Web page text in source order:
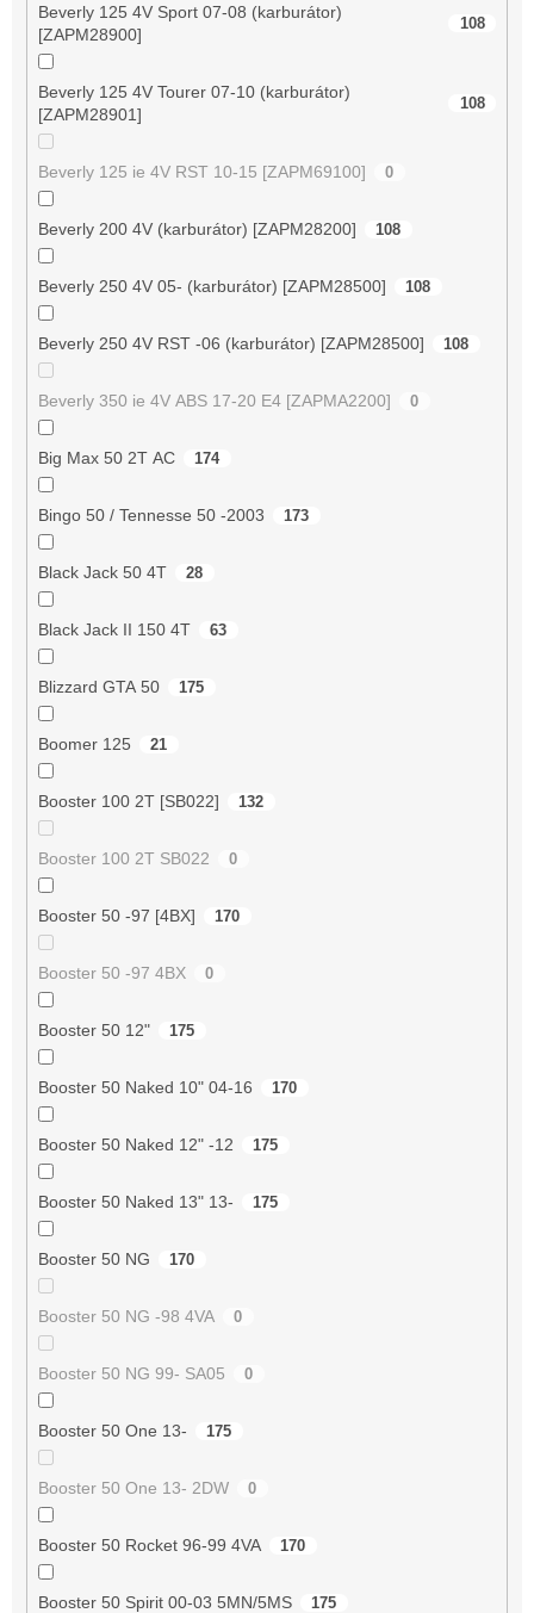
Beverly 125 4V Sport 07-08 (karburátor)
[ZAPM28900]
108
Beverly 125 4V Tourer 07-10 (karburátor)
[ZAPM28901]
108
Beverly 125 ie 4V RST 10-15 [ZAPM69100] 0
Beverly 200 4V (karburátor) [ZAPM28200] 108
Beverly 250 4V 05- (karburátor) [ZAPM28500] 108
Beverly 250 4V RST -06 (karburátor) [ZAPM28500] 108
Beverly 350 ie 4V ABS 17-20 E4 [ZAPMA2200] 0
Big Max 50 2T AC 174
Bingo 50 / Tennesse 50 -2003 173
Black Jack 50 4T 28
Black Jack II 150 4T 63
Blizzard GTA 50 175
Boomer 125 21
Booster 100 2T [SB022] 132
Booster 100 2T SB022 0
Booster 50 -97 [4BX] 170
Booster 50 -97 4BX 0
Booster 50 12" 175
Booster 50 Naked 10" 04-16 170
Booster 50 Naked 12" -12 175
Booster 50 Naked 13" 13- 175
Booster 50 NG 170
Booster 50 NG -98 4VA 0
Booster 50 NG 99- SA05 0
Booster 50 One 13- 175
Booster 50 One 13- 2DW 0
Booster 50 Rocket 96-99 4VA 170
Booster 50 Spirit 00-03 5MN/5MS 175